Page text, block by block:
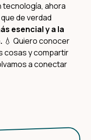
tecnología, ahora
de verdad
esencial y a la
💧 Quiero conocer
cosas y compartir
a conectar